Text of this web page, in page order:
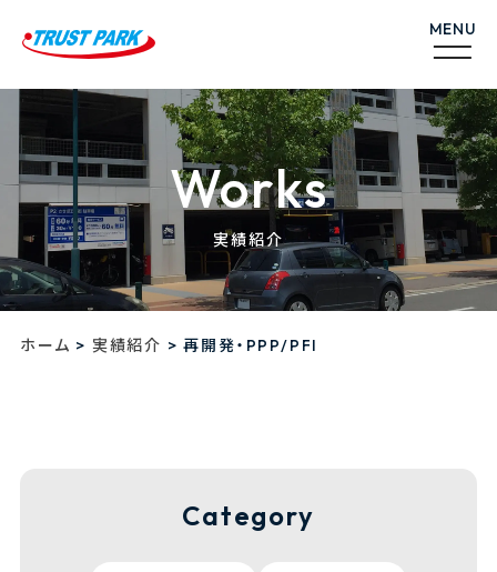
Works
実績紹介
ホーム > 実績紹介 >再開発・PPP/PFI
Category